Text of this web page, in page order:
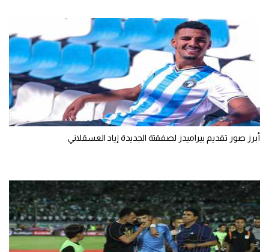
تحليل في الجول
حكايات في الجول
كويز في الجول
فيديو في الجول
أبرز صور تقديم بيراميدز لصفقتة الجديدة إياد العسقلاني